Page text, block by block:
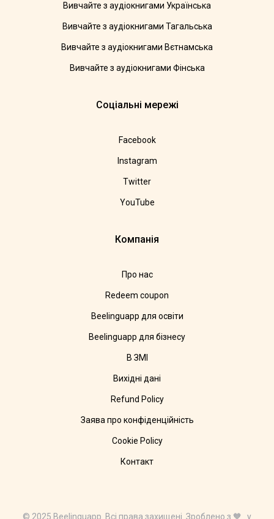
Вивчайте з аудіокнигами Українська
Вивчайте з аудіокнигами Тагальська
Вивчайте з аудіокнигами Вєтнамська
Вивчайте з аудіокнигами Фінська
Соціальні мережі
Facebook
Instagram
Twitter
YouTube
Компанія
Про нас
Redeem coupon
Beelinguapp для освіти
Beelinguapp для бізнесу
В ЗМІ
Вихідні дані
Refund Policy
Заява про конфіденційність
Cookie Policy
Контакт
© 2025 Beelinguapp. Всі права захищені. Зроблено з 🧡 у